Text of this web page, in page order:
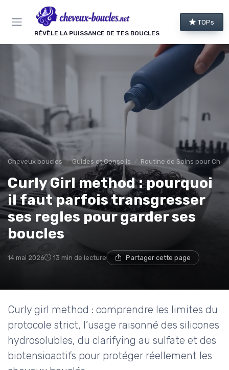
RÉVÈLE LA PUISSANCE DE TES BOUCLES
TOPs
Cheveux boucles Guides et Conseils Routine de Soins pour
Curly Girl method : pourquoi
il faut parfois transgresser
ses regles pour garder ses
boucles
14 mai 2026 13 min de lecture Partager cette page
Curly girl method : comprendre les limites du
protocole strict, l’usage raisonné des silicones
hydrosolubles, du clarifying au sulfate et des
biotensioactifs pour protéger réellement les
Panneau de gestion des cookies